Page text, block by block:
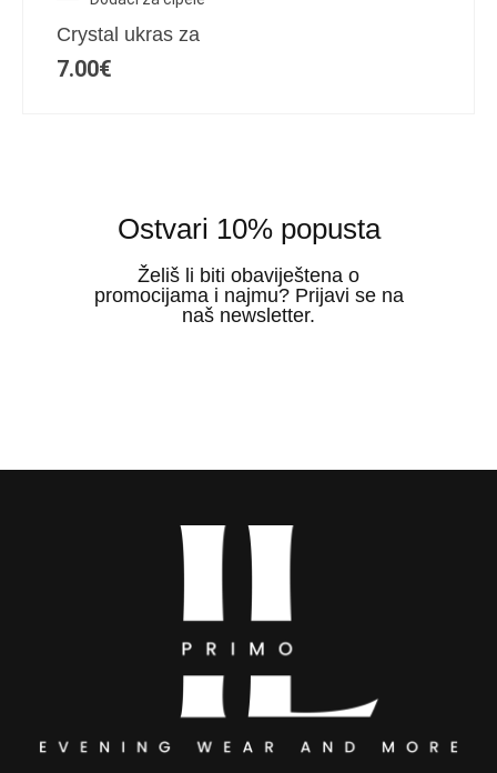
Crystal ukras za
7.00€
Ostvari 10% popusta
Želiš li biti obaviještena o
promocijama i najmu? Prijavi se na
naš newsletter.